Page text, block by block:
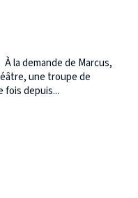
la demande de Marcus,
une troupe de
fois depuis...